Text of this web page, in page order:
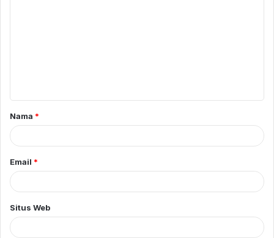
a
r
Nama *
Email *
Situs Web